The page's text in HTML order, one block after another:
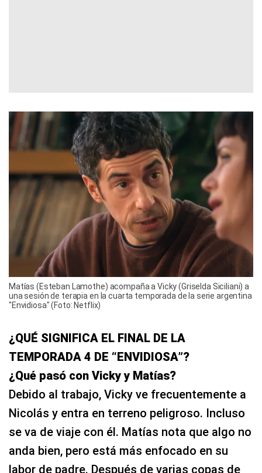
Matías (Esteban Lamothe) acompaña a Vicky (Griselda Siciliani) a
una sesión de terapia en la cuarta temporada de la serie argentina
"Envidiosa" (Foto: Netflix)
¿QUÉ SIGNIFICA EL FINAL DE LA
TEMPORADA 4 DE “ENVIDIOSA”?
¿Qué pasó con Vicky y Matías?
Debido al trabajo, Vicky ve frecuentemente a
Nicolás y entra en terreno peligroso. Incluso
se va de viaje con él. Matías nota que algo no
anda bien, pero está más enfocado en su
labor de padre. Después de varias copas de